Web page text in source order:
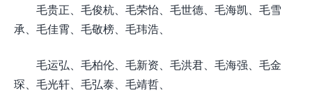
毛贵正、毛俊杭、毛荣怡、毛世德、毛海凯、毛雪
承、毛佳霄、毛敬榜、毛玮浩、
毛运弘、毛柏伦、毛新资、毛洪君、毛海强、毛金
琛、毛光轩、毛弘泰、毛靖哲、